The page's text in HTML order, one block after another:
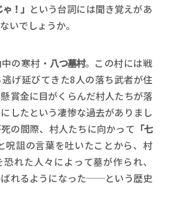
！」 という台詞には聞き覚えがあ
いでしょうか。
の寒村・ 八つ墓村。この村には戦
げ延びてきた8人の落ち武者が住
賞金に目がくらんだ村人たちが落
したという凄惨な過去がありまし
の間際、村人たちに向かって 「七
呪詛の言葉を吐いたことから、村
れた人々によって墓が作られ、
ばれるようになった──という歴史